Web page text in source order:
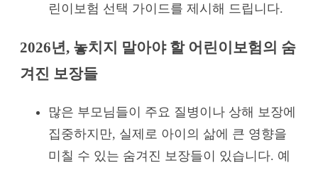
린이보험 선택 가이드를 제시해 드립니다.
2026년, 놓치지 말아야 할 어린이보험의 숨
겨진 보장들
많은 부모님들이 주요 질병이나 상해 보장에
집중하지만, 실제로 아이의 삶에 큰 영향을
미칠 수 있는 숨겨진 보장들이 있습니다. 예